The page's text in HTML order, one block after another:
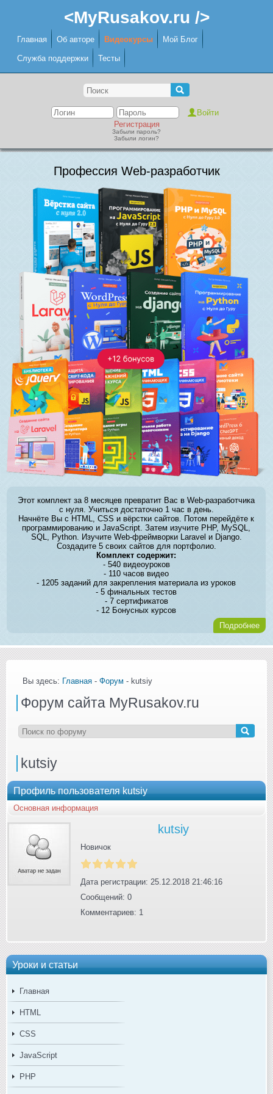
<MyRusakov.ru />
Главная Об авторе Видеокурсы Мой Блог
Служба поддержки Тесты
Регистрация
Забыли пароль?
Забыли логин?
Профессия Web-разработчик
Этот комплект за 8 месяцев превратит Вас в Web-разработчика
с нуля. Учиться достаточно 1 час в день.
Начнёте Вы с HTML, CSS и вёрстки сайтов. Потом перейдёте к
программированию и JavaScript. Затем изучите PHP, MySQL,
SQL, Python. Изучите Web-фреймворки Laravel и Django.
Создадите 5 своих сайтов для портфолио.
Комплект содержит:
- 540 видеоуроков
- 110 часов видео
- 1205 заданий для закрепления материала из уроков
- 5 финальных тестов
- 7 сертификатов
- 12 Бонусных курсов
Подробнее
Уроки и статьи
Главная
HTML
CSS
JavaScript
PHP
Вы здесь: Главная - Форум - kutsiy
Форум сайта MyRusakov.ru
kutsiy
Профиль пользователя kutsiy
Основная информация
kutsiy
Новичок
Дата регистрации: 25.12.2018 21:46:16
Сообщений: 0
Комментариев: 1